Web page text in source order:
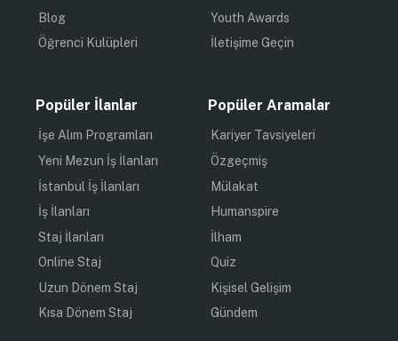
Blog
Öğrenci Kulüpleri
Youth Awards
İletişime Geçin
Popüler İlanlar
İşe Alım Programları
Yeni Mezun İş İlanları
İstanbul İş İlanları
İş İlanları
Staj İlanları
Online Staj
Uzun Dönem Staj
Kısa Dönem Staj
Popüler Aramalar
Kariyer Tavsiyeleri
Özgeçmiş
Mülakat
Humanspire
İlham
Quiz
Kişisel Gelişim
Gündem